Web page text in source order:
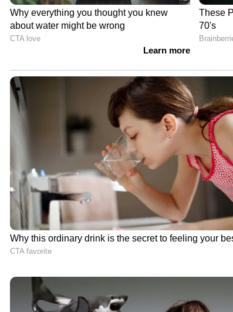
കമ്പനി മുതലാളി!
അവതരണം മുതല്‍ തന്നെ പ്രീമിയം എസ്‌യുവികളിലെ
സ്വന്തമായിരുന്നു. 2022 ജൂണിൽ, ലംബോർഗിനി
എസ്‌യുവികൾ വിതരണം ചെയ്തിട്ടുണ്ട്. ഉറൂസ്
ആദ്യമായി ലംബോർഗിനി വാങ്ങുന്നതായും
പൈക്‌സ് പീക്ക് ഇന്റർനാഷണൽ ഹിൽ
റെക്കോര്‍ഡ് സ്വന്തമാക്കിയിരുന്നു.